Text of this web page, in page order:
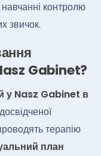
навчанні контролю
звичок.
Gabinet?
у Nasz Gabinet в
терапію
план